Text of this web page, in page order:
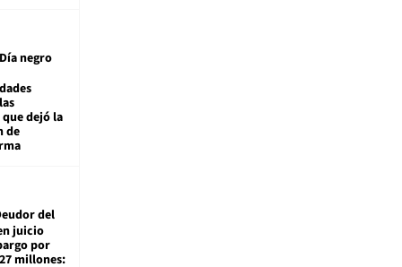
negro
dejó la
de
del
juicio
por
millones: